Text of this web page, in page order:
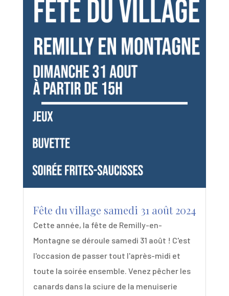
Fête du village samedi 31 août 2024
Cette année, la fête de Remilly-en-
Montagne se déroule samedi 31 août ! C'est
l'occasion de passer tout l'après-midi et
toute la soirée ensemble. Venez pêcher les
canards dans la sciure de la menuiserie